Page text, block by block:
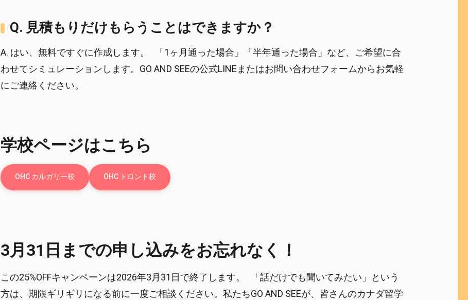
Q. 見積もりだけもらうことはできますか？
A. はい、無料ですぐに作成します。 「1ヶ月通った場合」「半年通った場合」など、ご希望に合
わせてシミュレーションします。GO AND SEEの公式LINEまたはお問い合わせフォームからお気軽
にご連絡ください。
学校ページはこちら
OHC カルガリー校 OHC トロント校
3月31日までの申し込みをお忘れなく！
この25%OFFキャンペーンは2026年3月31日で終了します。 「話だけでも聞いてみたい」という
方は、期限ギリギリになる前に一度ご相談ください。私たちGO AND SEEが、皆さんのカナダ留学